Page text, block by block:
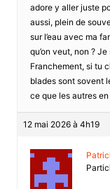
adore y aller juste
aussi, plein de
sur l’eau avec ma
qu’on veut, non ?
Franchement, si tu
blades sont sovent
ce que les autres
12 mai 2026 à 4h19